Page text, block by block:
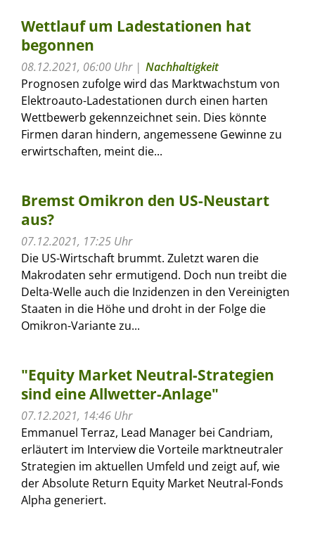
Wettlauf um Ladestationen hat
begonnen
08.12.2021, 06:00 Uhr
Nachhaltigkeit
Prognosen zufolge wird das Marktwachstum von
Elektroauto-Ladestationen durch einen harten
Wettbewerb gekennzeichnet sein. Dies könnte
Firmen daran hindern, angemessene Gewinne zu
erwirtschaften, meint die...
Bremst Omikron den US-Neustart
aus?
07.12.2021, 17:25 Uhr
Die US-Wirtschaft brummt. Zuletzt waren die
Makrodaten sehr ermutigend. Doch nun treibt die
Delta-Welle auch die Inzidenzen in den Vereinigten
Staaten in die Höhe und droht in der Folge die
Omikron-Variante zu...
"Equity Market Neutral-Strategien
sind eine Allwetter-Anlage"
07.12.2021, 14:46 Uhr
Emmanuel Terraz, Lead Manager bei Candriam,
erläutert im Interview die Vorteile marktneutraler
Strategien im aktuellen Umfeld und zeigt auf, wie
der Absolute Return Equity Market Neutral-Fonds
Alpha generiert.